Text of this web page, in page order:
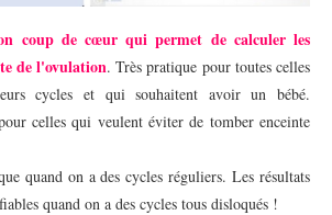
coup de cœur qui permet de calculer les
de l'ovulation. Très pratique pour toutes celles
cycles et qui souhaitent avoir un bébé.
celles qui veulent éviter de tomber enceinte
quand on a des cycles réguliers. Les résultats
quand on a des cycles tous disloqués !